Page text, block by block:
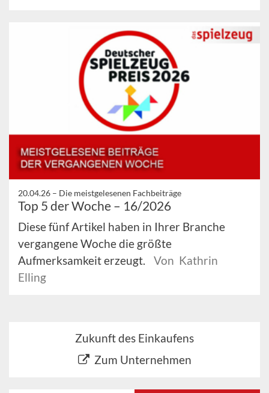
20.04.26 – Die meistgelesenen Fachbeiträge
Top 5 der Woche – 16/2026
Diese fünf Artikel haben in Ihrer Branche
vergangene Woche die größte
Aufmerksamkeit erzeugt.
Von Kathrin
Elling
Zukunft des Einkaufens
Zum Unternehmen